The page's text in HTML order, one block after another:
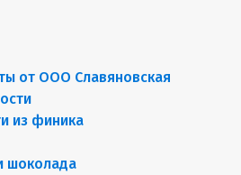
от ООО Славяновская
из финика
шоколада